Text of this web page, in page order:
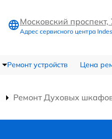
Московский проспект,
Адрес сервисного центра
Ремонт устройств Цена
Ремонт Духовых